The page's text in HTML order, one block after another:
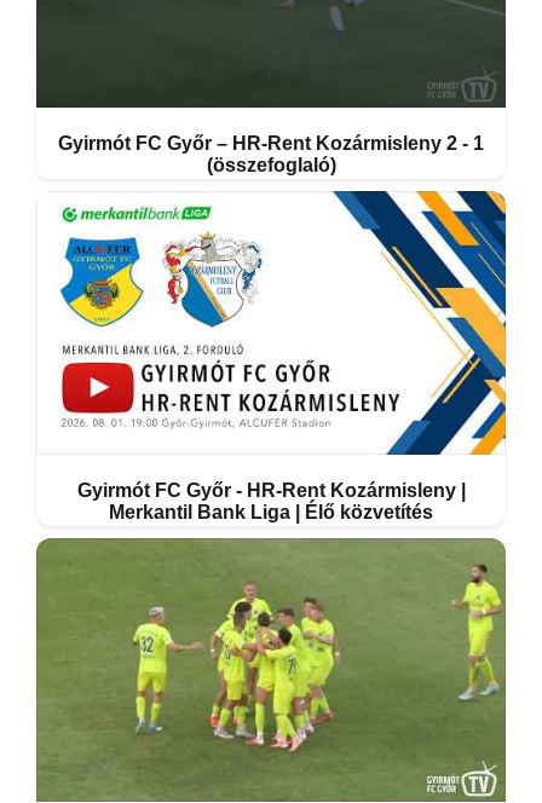
Gyirmót FC Győr – HR-Rent Kozármisleny 2 - 1
(összefoglaló)
Gyirmót FC Győr - HR-Rent Kozármisleny |
Merkantil Bank Liga | Élő közvetítés